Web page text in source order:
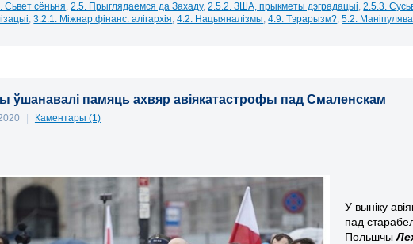
Сьвет сёньня ,2.5. Прыглядаемся да Захаду,2.5.2. ЗША, прыкметы дэградацыі ,2.5.3.
,3.2.1. Міжнар.фінанс. алігархія ,4.2. Нацыяналізмы ,4.9. Тэрарызм? ,5.2.
ўшанавалі памяць ахвяр авіякатастрофы пад Смаленскам
Каментары (1)
У выніку
пад
Польшчы